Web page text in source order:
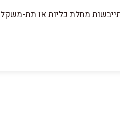
מחלת כליות או תת-משקל